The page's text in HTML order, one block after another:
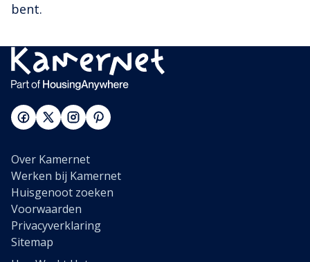
bent.
Over Kamernet
Werken bij Kamernet
Huisgenoot zoeken
Voorwaarden
Privacyverklaring
Sitemap